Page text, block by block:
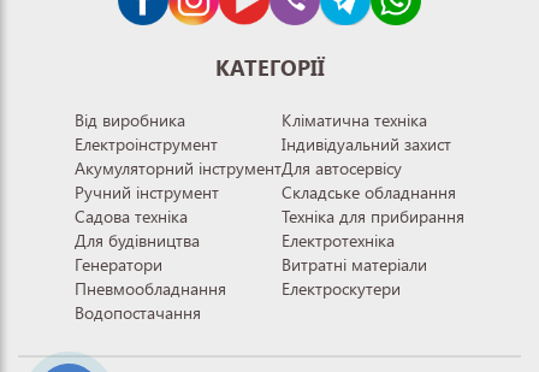
КАТЕГОРІЇ
Від виробника
Електроінструмент
Акумуляторний інструмент
Ручний інструмент
Садова техніка
Для будівництва
Генератори
Пневмообладнання
Водопостачання
Кліматична техніка
Індивідуальний захист
Для автосервісу
Складське обладнання
Техніка для прибирання
Електротехніка
Витратні матеріали
Електроскутери